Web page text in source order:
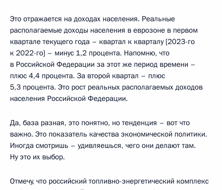
Это отражается на доходах населения. Реальные
располагаемые доходы населения в еврозоне в первом
квартале текущего года – квартал к кварталу [2023-го
к 2022-го] – минус 1,2 процента. Напомню, что
в Российской Федерации за этот же период времени –
плюс 4,4 процента. За второй квартал – плюс
5,3 процента. Это рост реальных располагаемых доходов
населения Российской Федерации.
Да, база разная, это понятно, но тенденция – вот что
важно. Это показатель качества экономической политики.
Иногда смотришь – удивляешься, чего они делают там.
Ну это их выбор.
Отмечу, что российский топливно-энергетический комплекс